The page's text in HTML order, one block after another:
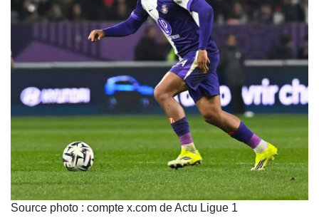
Source photo : compte x.com de Actu Ligue 1